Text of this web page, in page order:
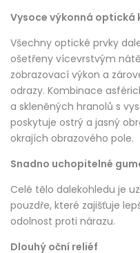
Vysoce výkonná optická
Všechny optické prvky
ošetřeny vícevrstvým
zobrazovací výkon a
odrazy. Kombinace
a skleněných hranolů s
poskytuje ostrý a jasný
okrajích obrazového pole.
Snadno uchopitelné
Celé tělo dalekohledu je
pouzdře, které zajišťuje
odolnost proti nárazu.
Dlouhý oční reliéf